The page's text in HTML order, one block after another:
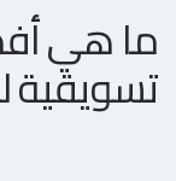
ما هي
تسويقية